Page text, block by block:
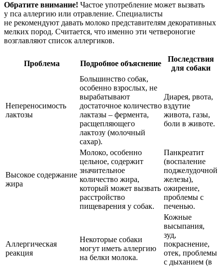
Обратите внимание! Частое употребление может вызвать
у пса аллергию или отравление. Специалисты
не рекомендуют давать молоко представителям декоративных
мелких пород. Считается, что именно эти четвероногие
возглавляют список аллергиков.
Проблема Подробное объяснение
Последствия
для собаки
Непереносимость
лактозы
Большинство собак,
особенно взрослых, не
вырабатывают
достаточное количество
лактазы – фермента,
расщепляющего
лактозу (молочный
сахар).
Диарея, рвота,
вздутие
живота, газы,
боли в животе.
Высокое содержание
жира
Молоко, особенно
цельное, содержит
значительное
количество жира,
который может вызвать
расстройство
пищеварения у собак.
Панкреатит
(воспаление
поджелудочной
железы),
ожирение,
проблемы с
печенью.
Аллергическая
реакция
Некоторые собаки
могут иметь аллергию
на белки молока.
Кожные
высыпания,
зуд,
покраснение,
отек, проблемы
с дыханием (в